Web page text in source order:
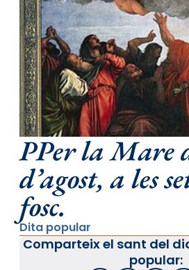
PPer la Mare
d’agost, a les
fosc.
Dita popular
Comparteix el sant del
popular: